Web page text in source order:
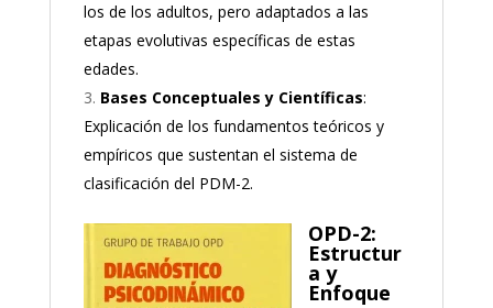
los de los adultos, pero adaptados a las
etapas evolutivas específicas de estas
edades.
Bases Conceptuales y Científicas:
Explicación de los fundamentos teóricos y
empíricos que sustentan el sistema de
clasificación del PDM-2.
OPD-2:
Estructur
a y
Enfoque